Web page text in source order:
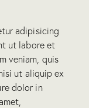
adipisicing
ut labore et
veniam, quis
ut aliquip ex
dolor in